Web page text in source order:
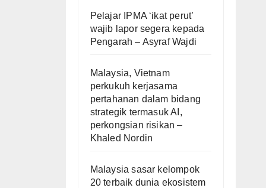
Pelajar IPMA ‘ikat perut’
wajib lapor segera kepada
Pengarah – Asyraf Wajdi
Malaysia, Vietnam
perkukuh kerjasama
pertahanan dalam bidang
strategik termasuk AI,
perkongsian risikan –
Khaled Nordin
Malaysia sasar kelompok
20 terbaik dunia ekosistem